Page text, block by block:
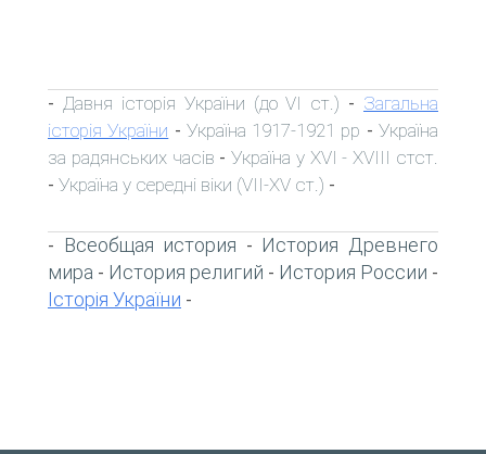
- Давня історія України (до VI ст.) - Загальна
історія України - Україна 1917-1921 рр -Україна
за радянських часів -Україна у XVI - XVIII стст.
- Україна у середні віки (VII-XV ст.) -
- Всеобщая история - История Древнего
мира - История религий - История России -
Історія України -